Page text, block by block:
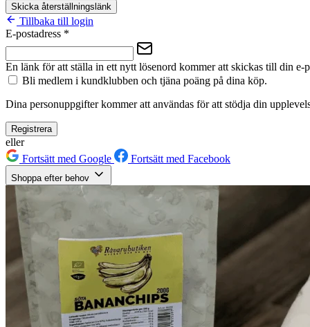
Skicka återställningslänk
Tillbaka till login
E-postadress *
En länk för att ställa in ett nytt lösenord kommer att skickas till din e-
Bli medlem i kundklubben och tjäna poäng på dina köp.
Dina personuppgifter kommer att användas för att stödja din
Registrera
eller
Fortsätt med Google
Fortsätt med Facebook
Shoppa efter behov